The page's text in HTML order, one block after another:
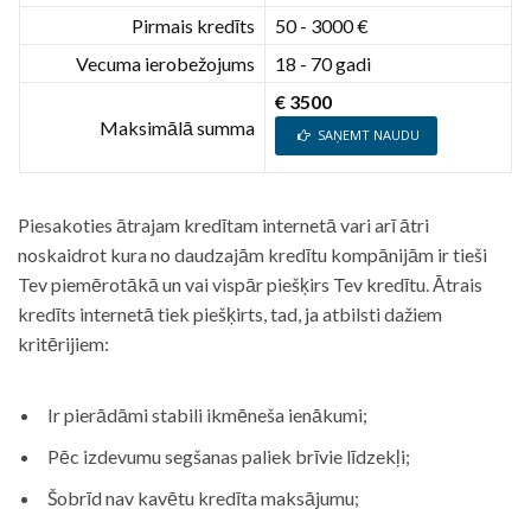
Pirmais kredīts
50 - 3000 €
Vecuma ierobežojums
18 - 70 gadi
Maksimālā summa
€ 3500
SAŅEMT NAUDU
Piesakoties ātrajam kredītam internetā vari arī ātri
noskaidrot kura no daudzajām kredītu kompānijām ir tieši
Tev piemērotākā un vai vispār piešķirs Tev kredītu. Ātrais
kredīts internetā tiek piešķirts, tad, ja atbilsti dažiem
kritērijiem:
Ir pierādāmi stabili ikmēneša ienākumi;
Pēc izdevumu segšanas paliek brīvie līdzekļi;
Šobrīd nav kavētu kredīta maksājumu;